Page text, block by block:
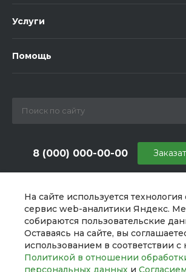
На сайте используется технология
сервис web-аналитики Яндекс.
собираются пользовательские
Оставаясь на сайте, вы
использованием в соответствии
Политикой в отношении
персональных данных и
Услуги
Помощь
8 (000) 000-00-00
г. Москва, ул. Шапкина,